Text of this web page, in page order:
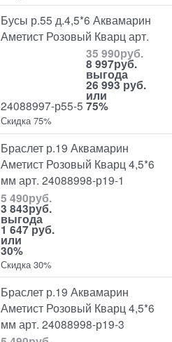
Бусы р.55 д.4,5*6 Аквамарин
Аметист Розовый Кварц арт.
24088997-р55-5
35 990руб.
8 997руб.
выгода
26 993 руб.
или
75%
Скидка 75%
Браслет р.19 Аквамарин
Аметист Розовый Кварц 4,5*6
мм арт. 24088998-р19-1
5 490руб.
3 843руб.
выгода
1 647 руб.
или
30%
Скидка 30%
Браслет р.19 Аквамарин
Аметист Розовый Кварц 4,5*6
мм арт. 24088998-р19-3